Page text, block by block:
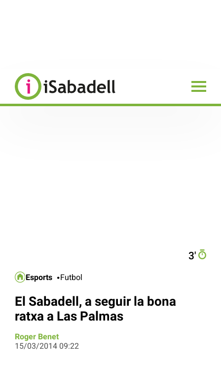
3′
Esports Futbol
El Sabadell, a seguir la bona
ratxa a Las Palmas
Roger Benet
15/03/2014 09:22